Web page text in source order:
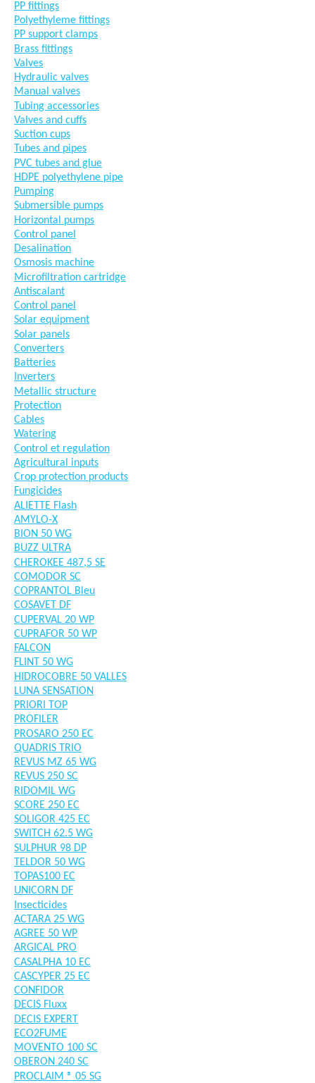
PP fittings
Polyethyleme fittings
PP support clamps
Brass fittings
Valves
Hydraulic valves
Manual valves
Tubing accessories
Valves and cuffs
Suction cups
Tubes and pipes
PVC tubes and glue
HDPE polyethylene pipe
Pumping
Submersible pumps
Horizontal pumps
Control panel
Desalination
Osmosis machine
Microfiltration cartridge
Antiscalant
Control panel
Solar equipment
Solar panels
Converters
Batteries
Inverters
Metallic structure
Protection
Cables
Watering
Control et regulation
Agricultural inputs
Crop protection products
Fungicides
ALIETTE Flash
AMYLO-X
BION 50 WG
BUZZ ULTRA
CHEROKEE 487,5 SE
COMODOR SC
COPRANTOL Bleu
COSAVET DF
CUPERVAL 20 WP
CUPRAFOR 50 WP
FALCON
FLINT 50 WG
HIDROCOBRE 50 VALLES
LUNA SENSATION
PRIORI TOP
PROFILER
PROSARO 250 EC
QUADRIS TRIO
REVUS MZ 65 WG
REVUS 250 SC
RIDOMIL WG
SCORE 250 EC
SOLIGOR 425 EC
SWITCH 62.5 WG
SULPHUR 98 DP
TELDOR 50 WG
TOPAS100 EC
UNICORN DF
Insecticides
ACTARA 25 WG
AGREE 50 WP
ARGICAL PRO
CASALPHA 10 EC
CASCYPER 25 EC
CONFIDOR
DECIS Fluxx
DECIS EXPERT
ECO2FUME
MOVENTO 100 SC
OBERON 240 SC
PROCLAIM ® 05 SG